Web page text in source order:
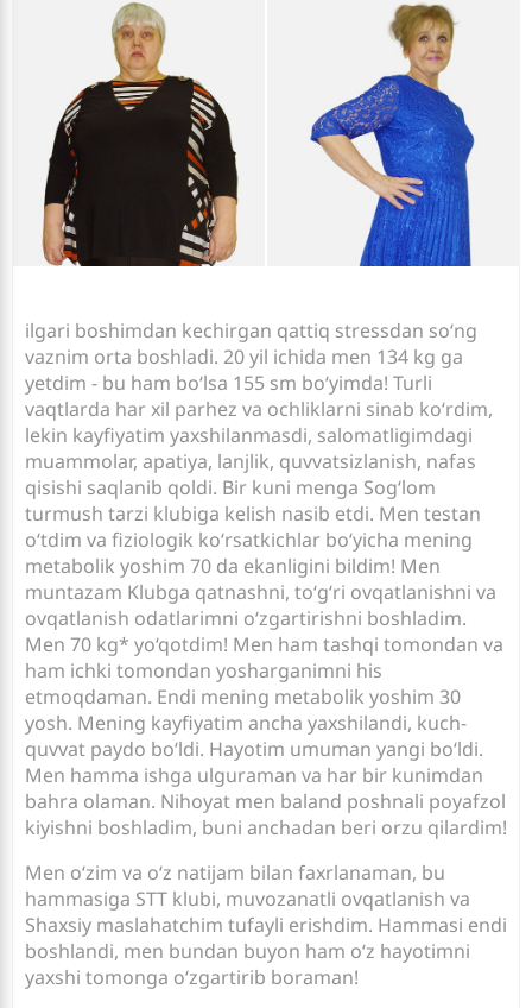
ilgari boshimdan kechirgan qattiq stressdan so‘ng
vaznim orta boshladi. 20 yil ichida men 134 kg ga
yetdim - bu ham bo‘lsa 155 sm bo‘yimda! Turli
vaqtlarda har xil parhez va ochliklarni sinab ko‘rdim,
lekin kayfiyatim yaxshilanmasdi, salomatligimdagi
muammolar, apatiya, lanjlik, quvvatsizlanish, nafas
qisishi saqlanib qoldi. Bir kuni menga Sog‘lom
turmush tarzi klubiga kelish nasib etdi. Men testan
o‘tdim va fiziologik ko‘rsatkichlar bo‘yicha mening
metabolik yoshim 70 da ekanligini bildim! Men
muntazam Klubga qatnashni, to‘g‘ri ovqatlanishni va
ovqatlanish odatlarimni o‘zgartirishni boshladim.
Men 70 kg* yo‘qotdim! Men ham tashqi tomondan va
ham ichki tomondan yosharganimni his
etmoqdaman. Endi mening metabolik yoshim 30
yosh. Mening kayfiyatim ancha yaxshilandi, kuch-
quvvat paydo bo‘ldi. Hayotim umuman yangi bo‘ldi.
Men hamma ishga ulguraman va har bir kunimdan
bahra olaman. Nihoyat men baland poshnali poyafzol
kiyishni boshladim, buni anchadan beri orzu qilardim!
Men o‘zim va o‘z natijam bilan faxrlanaman, bu
hammasiga STT klubi, muvozanatli ovqatlanish va
Shaxsiy maslahatchim tufayli erishdim. Hammasi endi
boshlandi, men bundan buyon ham o‘z hayotimni
yaxshi tomonga o‘zgartirib boraman!